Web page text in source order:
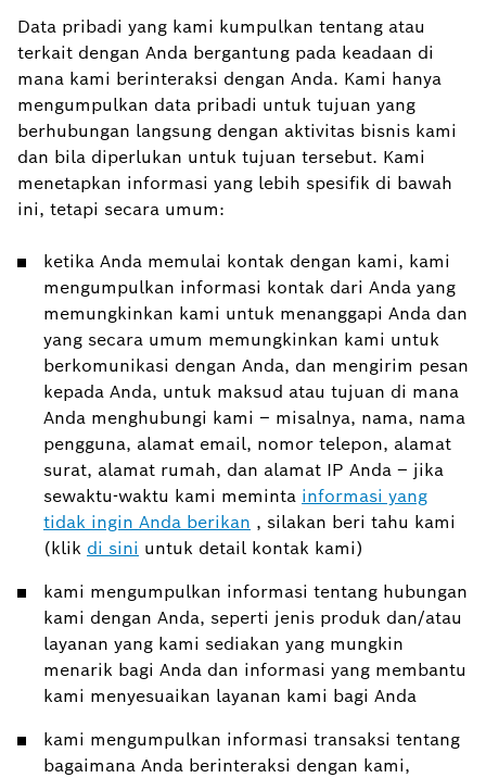
Data pribadi yang kami kumpulkan tentang atau
terkait dengan Anda bergantung pada keadaan di
mana kami berinteraksi dengan Anda. Kami hanya
mengumpulkan data pribadi untuk tujuan yang
berhubungan langsung dengan aktivitas bisnis kami
dan bila diperlukan untuk tujuan tersebut. Kami
menetapkan informasi yang lebih spesifik di bawah
ini, tetapi secara umum:
ketika Anda memulai kontak dengan kami, kami
mengumpulkan informasi kontak dari Anda yang
memungkinkan kami untuk menanggapi Anda dan
yang secara umum memungkinkan kami untuk
berkomunikasi dengan Anda, dan mengirim pesan
kepada Anda, untuk maksud atau tujuan di mana
Anda menghubungi kami – misalnya, nama, nama
pengguna, alamat email, nomor telepon, alamat
surat, alamat rumah, dan alamat IP Anda – jika
sewaktu-waktu kami meminta informasi yang
tidak ingin Anda berikan , silakan beri tahu kami
(klik di sini untuk detail kontak kami)
kami mengumpulkan informasi tentang hubungan
kami dengan Anda, seperti jenis produk dan/atau
layanan yang kami sediakan yang mungkin
menarik bagi Anda dan informasi yang membantu
kami menyesuaikan layanan kami bagi Anda
kami mengumpulkan informasi transaksi tentang
bagaimana Anda berinteraksi dengan kami,